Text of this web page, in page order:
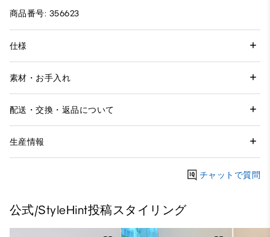
商品番号: 356623
仕様
素材・お手入れ
配送・交換・返品について
生産情報
チャットで質問
公式/StyleHint投稿スタイリング